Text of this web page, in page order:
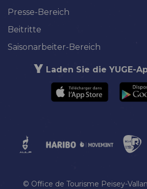
Presse-Bereich
Beitritte
Saisonarbeiter-Bereich
Laden Sie die YUGE-
© Office de Tourisme Peisey-